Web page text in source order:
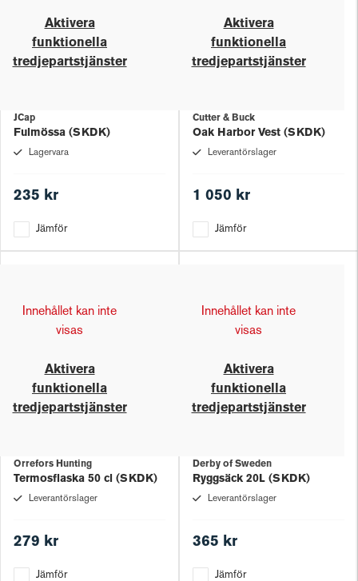
Aktivera
funktionella
tredjepartstjänster
JCap
Fulmössa (SKDK)
Lagervara
235 kr
Jämför
Aktivera
funktionella
tredjepartstjänster
Cutter & Buck
Oak Harbor Vest (SKDK)
Leverantörslager
1 050 kr
Jämför
Innehållet kan inte
visas
Aktivera
funktionella
tredjepartstjänster
Orrefors Hunting
Termosflaska 50 cl (SKDK)
Leverantörslager
279 kr
Jämför
Innehållet kan inte
visas
Aktivera
funktionella
tredjepartstjänster
Derby of Sweden
Ryggsäck 20L (SKDK)
Leverantörslager
365 kr
Jämför